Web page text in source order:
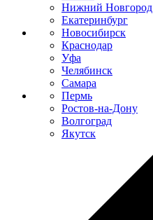
Нижний Новгород
Екатеринбург
Новосибирск
Краснодар
Уфа
Челябинск
Самара
Пермь
Ростов-на-Дону
Волгоград
Якутск